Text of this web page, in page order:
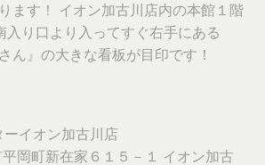
ます！ イオン加古川店内の本館１階
入り口より入ってすぐ右手にある
ん』の大きな看板が目印です！
ーイオン加古川店
岡町新在家６１５－１ イオン加古